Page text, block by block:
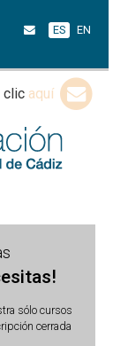
ES EN
clic aquí
sólo cursos
cerrada